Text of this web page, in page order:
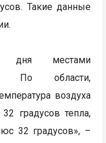
Такие данные
дня местами
По области,
воздуха
градусов тепла,
32 градусов», –